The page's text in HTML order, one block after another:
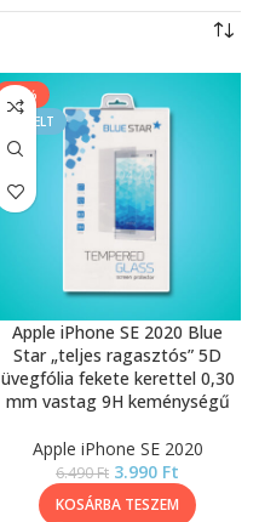
-39%
KIEMELT
Apple iPhone SE 2020 Blue
Star „teljes ragasztós” 5D
üvegfólia fekete kerettel 0,30
mm vastag 9H keménységű
Apple iPhone SE 2020
6.490Ft 3.990 Ft
KOSÁRBA TESZEM